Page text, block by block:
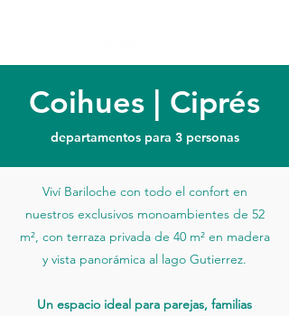
Coihues | Ciprés
departamentos para 3 personas
Viví Bariloche con todo el confort en
nuestros exclusivos monoambientes de 52
m², con terraza privada de 40 m² en madera
y vista panorámica al lago Gutierrez.
Un espacio ideal para parejas, familias